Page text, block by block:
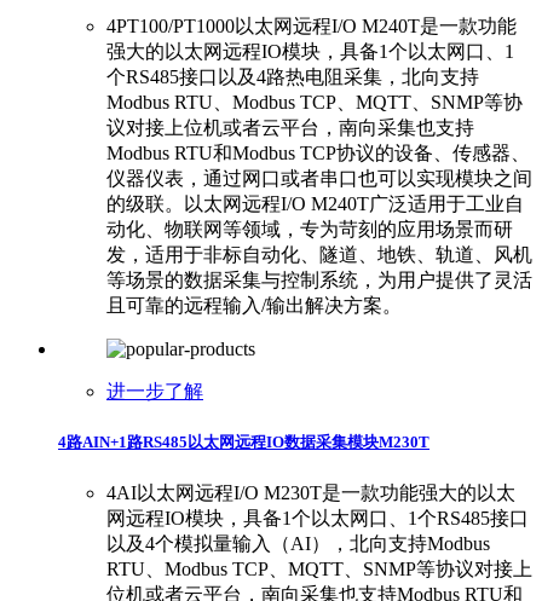
4PT100/PT1000以太网远程I/O M240T是一款功能
强大的以太网远程IO模块，具备1个以太网口、1
个RS485接口以及4路热电阻采集，北向支持
Modbus RTU、Modbus TCP、MQTT、SNMP等协
议对接上位机或者云平台，南向采集也支持
Modbus RTU和Modbus TCP协议的设备、传感器、
仪器仪表，通过网口或者串口也可以实现模块之间
的级联。以太网远程I/O M240T广泛适用于工业自
动化、物联网等领域，专为苛刻的应用场景而研
发，适用于非标自动化、隧道、地铁、轨道、风机
等场景的数据采集与控制系统，为用户提供了灵活
且可靠的远程输入/输出解决方案。
进一步了解
4路AIN+1路RS485以太网远程IO数据采集模块M230T
4AI以太网远程I/O M230T是一款功能强大的以太
网远程IO模块，具备1个以太网口、1个RS485接口
以及4个模拟量输入（AI），北向支持Modbus
RTU、Modbus TCP、MQTT、SNMP等协议对接上
位机或者云平台，南向采集也支持Modbus RTU和